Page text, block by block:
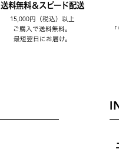
送料無料＆スピード配送
15,000円（税込）以上
ご購入で送料無料。
最短翌日にお届け。